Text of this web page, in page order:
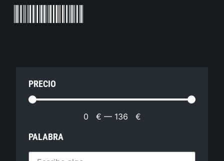
PRECIO
0 € — 136 €
PALABRA